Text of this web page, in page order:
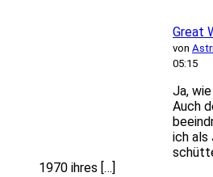
Great
von
05:15
Ja,
Auch
ich als
1970 ihres […]